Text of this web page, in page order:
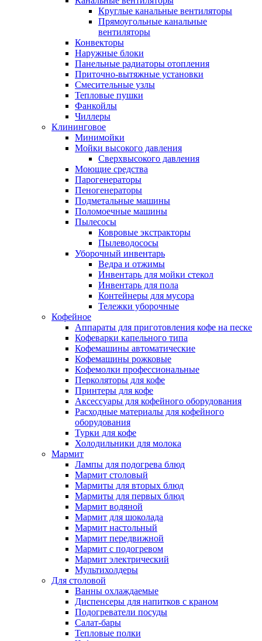
Круглые канальные вентиляторы
Прямоугольные канальные
вентиляторы
Конвекторы
Наружные блоки
Панельные радиаторы отопления
Приточно-вытяжные установки
Смесительные узлы
Тепловые пушки
Фанкойлы
Чиллеры
Клининговое
Минимойки
Мойки высокого давления
Сверхвысокого давления
Моющие средства
Парогенераторы
Пеногенераторы
Подметальные машины
Поломоечные машины
Пылесосы
Ковровые экстракторы
Пылеводососы
Уборочный инвентарь
Ведра и отжимы
Инвентарь для мойки стекол
Инвентарь для пола
Контейнеры для мусора
Тележки уборочные
Кофейное
Аппараты для приготовления кофе на песке
Кофеварки капельного типа
Кофемашины автоматические
Кофемашины рожковые
Кофемолки профессиональные
Перколяторы для кофе
Принтеры для кофе
Аксессуары для кофейного оборудования
Расходные материалы для кофейного
оборудования
Турки для кофе
Холодильники для молока
Мармит
Лампы для подогрева блюд
Мармит столовый
Мармиты для вторых блюд
Мармиты для первых блюд
Мармит водяной
Мармит для шоколада
Мармит настольный
Мармит передвижной
Мармит с подогревом
Мармит электрический
Мультихолдеры
Для столовой
Ванны охлаждаемые
Диспенсеры для напитков с краном
Подогреватели посуды
Салат-бары
Тепловые полки